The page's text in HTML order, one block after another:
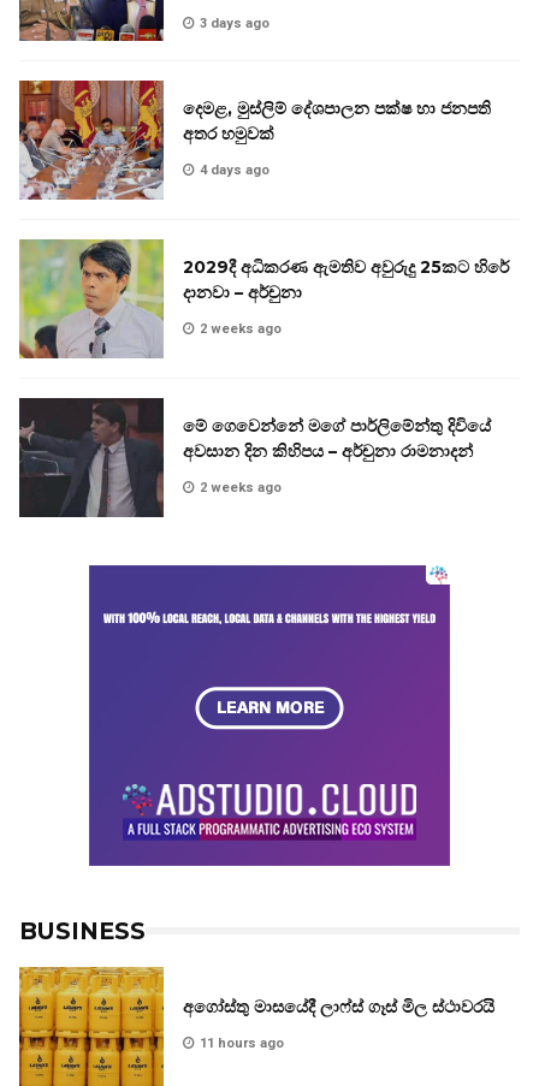
3 days ago
දෙමළ, මුස්ලිම් දේශපාලන පක්ෂ හා ජනපති
අතර හමුවක්
4 days ago
2029දී අධිකරණ ඇමතිව අවුරුදු 25කට හිරේ
දානවා – අර්චුනා
2 weeks ago
මේ ගෙවෙන්නේ මගේ පාර්ලිමේන්තු දිවියේ
අවසාන දින කිහිපය – අර්චුනා රාමනාදන්
2 weeks ago
BUSINESS
අගෝස්තු මාසයේදී ලාෆ්ස් ගෑස් මිල ස්ථාවරයි
11 hours ago